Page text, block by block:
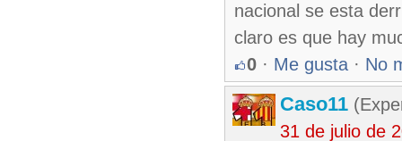
nacional se esta
claro es que hay
0 · Me gusta · No
Caso11
31 de julio de